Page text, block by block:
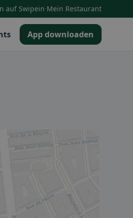
auf Swipein·Mein Restaurant
App downloaden